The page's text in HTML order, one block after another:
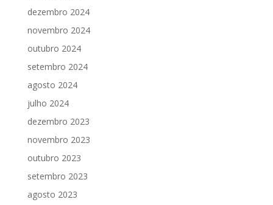
dezembro 2024
novembro 2024
outubro 2024
setembro 2024
agosto 2024
julho 2024
dezembro 2023
novembro 2023
outubro 2023
setembro 2023
agosto 2023